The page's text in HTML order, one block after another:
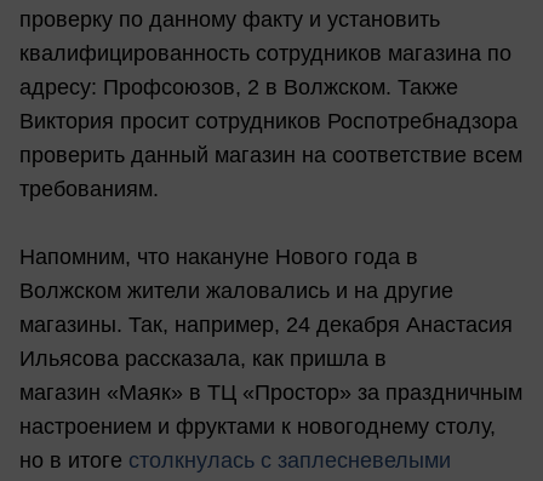
проверку по данному факту и установить
квалифицированность сотрудников магазина по
адресу: Профсоюзов, 2 в Волжском. Также
Виктория просит сотрудников Роспотребнадзора
проверить данный магазин на соответствие всем
требованиям.
Напомним, что накануне Нового года в
Волжском жители жаловались и на другие
магазины. Так, например, 24 декабря Анастасия
Ильясова рассказала, как пришла в
магазин «Маяк» в ТЦ «Простор» за праздничным
настроением и фруктами к новогоднему столу,
но в итоге столкнулась с заплесневелыми